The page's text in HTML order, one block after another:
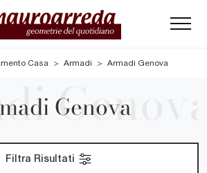
Casa > Armadi > Armadi Genova
Genova
Filtra Risultati